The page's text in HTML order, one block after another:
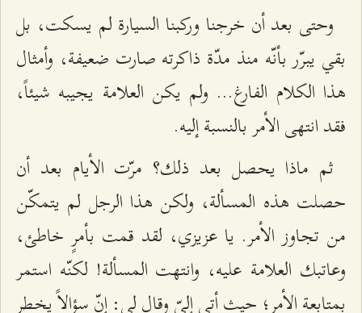
وحتى بعد أن خرجنا وركبنا السيارة لم يسكت، بل
بقي يبرّر بأنّه منذ مدّة ذاكرته صارت ضعيفة، وأمثال
هذا الكلام الفارغ... ولم يكن العلامة يجيبه شيئاً،
فقد انتهى الأمر بالنسبة إليه.
ثم ماذا يحصل بعد ذلك؟ مرّت الأيام بعد أن
حصلت هذه المسألة، ولكن هذا الرجل لم يتمكّن
من تجاوز الأمر. يا عزيزي، لقد قمت بأمرٍ خاطئ،
وعاتبك العلامة عليه، وانتهت المسألة! لكنّه استمر
بمتابعة الأمر؛ حيث أتى إليّ وقال لي: إنّ سؤالاً يخطر